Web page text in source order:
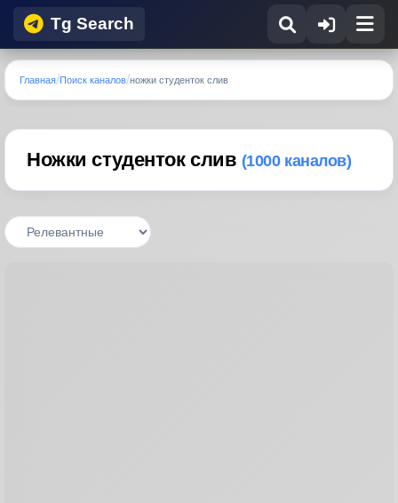
Tg Search
Главная Поиск каналов ножки студенток слив
Ножки студенток слив (1000 каналов)